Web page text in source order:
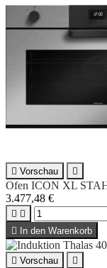
 Vorschau 
Ofen ICON XL
3.477,48 €
 

In den Warenkorb
 Vorschau 